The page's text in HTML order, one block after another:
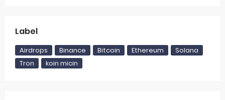
Label
Airdrops Binance Bitcoin Ethereum
Solana
Tron
koin micin